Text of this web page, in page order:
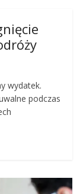
wydatek.
podczas